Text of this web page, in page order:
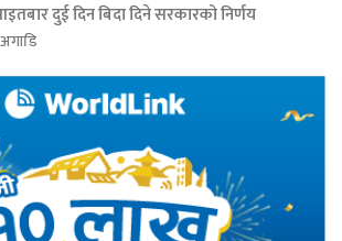
दुई दिन बिदा दिने सरकारको निर्णय